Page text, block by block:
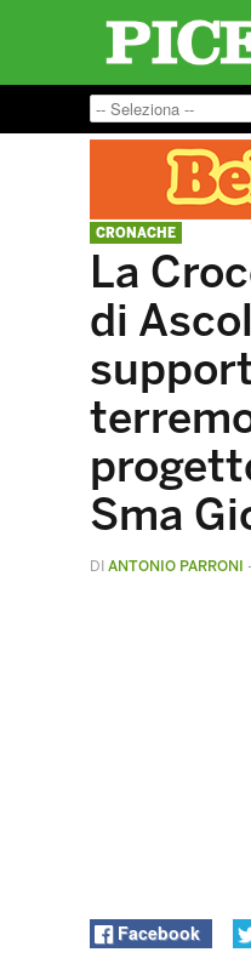
CRONACHE
La
di
Sma
DI ANTONIO PARRONI
Facebook